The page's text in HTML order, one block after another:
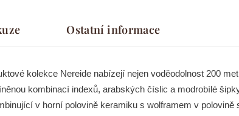
Ostatní informace
kolekce Nereide nabízejí nejen voděodolnost 200
kombinací indexů, arabských číslic a modrobílé
v horní polovině keramiku s wolframem v polovině